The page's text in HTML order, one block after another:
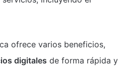
ofrece varios beneficios,
digitales de forma rápida y